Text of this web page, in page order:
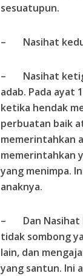
sesuatupun.
– Nasihat
– Nasihat
adab. Pada ayat
ketika hendak
perbuatan baik
memerintahkan
memerintahkan
yang menimpa.
anaknya.
– Dan Nasihat
tidak sombong
lain, dan
yang santun. Ini